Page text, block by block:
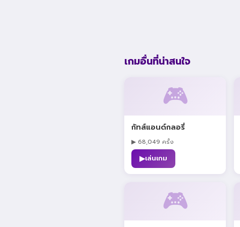
เกมอื่นที่น่าสนใจ
🎮
กัทส์แอนด์กลอรี่
▶ 68,049 ครั้ง
▶เล่นเกม
🎮